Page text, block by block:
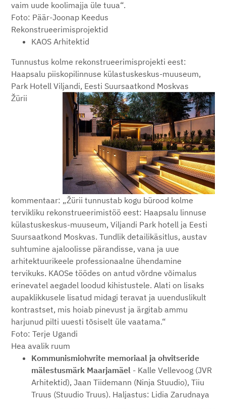
vaim uude koolimajja üle tuua“.
Foto: Päär-Joonap Keedus
Rekonstrueerimisprojektid
KAOS Arhitektid
Tunnustus kolme rekonstrueerimisprojekti eest:
Haapsalu piiskopilinnuse külastuskeskus-muuseum,
Park Hotell Viljandi, Eesti Suursaatkond Moskvas
Žürii
kommentaar: „Žürii tunnustab kogu bürood kolme
tervikliku rekonstrueerimistöö eest: Haapsalu linnuse
külastuskeskus-muuseum, Viljandi Park hotell ja Eesti
Suursaatkond Moskvas. Tundlik detailikäsitlus, austav
suhtumine ajaloolisse pärandisse, vana ja uue
arhitektuurikeele professionaalne ühendamine
tervikuks. KAOSe töödes on antud võrdne võimalus
erinevatel aegadel loodud kihistustele. Alati on lisaks
aupaklikkusele lisatud midagi teravat ja uuenduslikult
kontrastset, mis hoiab pinevust ja ärgitab ammu
harjunud pilti uuesti tõsiselt üle vaatama.“
Foto: Terje Ugandi
Hea avalik ruum
Kommunismiohvrite memoriaal ja ohvitseride
mälestusmärk Maarjamäel - Kalle Vellevoog (JVR
Arhitektid), Jaan Tiidemann (Ninja Stuudio), Tiiu
Truus (Stuudio Truus). Haljastus: Lidia Zarudnaya